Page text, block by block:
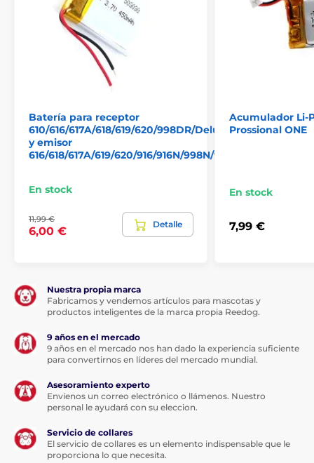
Las especificaciones técnicas pueden cambiar sin
previo aviso. Las imágenes tienen únicamente
carácter ilustrativo.
El producto aparece en las categorías
Acumuladores
Batería para receptor
610/616/617A/618/619/620/998DR/Deluxe
y emisor
616/618/617A/619/620/916/916N/998N/998DB/Deluxe/
En stock
11,99 €
6,00 €
Detalle
Acumulador
Prossional ONE
En stock
7,99 €
Nuestra propia marca
Fabricamos y vendemos artículos para mascotas y
productos inteligentes de la marca propia Reedog.
9 años en el mercado
9 años en el mercado nos han dado la experiencia suficiente
para convertirnos en líderes del mercado mundial.
Asesoramiento experto
Envíenos un correo electrónico o llámenos. Nuestro
personal le ayudará con su eleccion.
Servicio de collares
El servicio de collares es un elemento indispensable que le
proporciona lo que necesita.